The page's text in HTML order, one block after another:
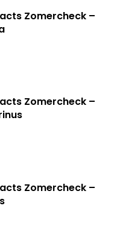
Zomercheck –
Zomercheck –
Zomercheck –